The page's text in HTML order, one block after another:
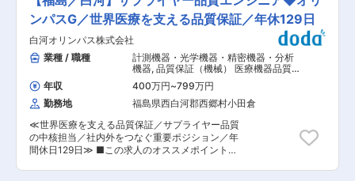
声： ・牧場の雰囲気がとてもよいです。スタッフ
の方もとても親切で、温かい雰囲気が感じられま
した。自然に囲まれた中で、働くことができる点
も魅力です。 ・一番のやりがいは、仔牛たちの成
長を見守ることができること。毎日少しずつ成長
していく姿に感動する時もあります。餌をあげた
ときに嬉しそうに食べる姿を見ると嬉しいです。
牧場での仕事は、自然の中で動物たちとふれあい
ながら過ごす時間に癒されます。
ら作り込める ・品質部門の意見や提案が尊重さ
れ、改善活動や設計レビューに主体的に関われる
内視鏡システムにおける画像処理装置や光源装置
などの開発・製造を行う当社にて、医療機器の設
計品質保証業務をお任せいたします。 ■職務内
容： ・製造工程における品質保証業務 ・新製品
開発プロジェクトでの品質保証活動 ・設計レビュ
ーおよび品質影響評価 ・品質データ分析と改善活
動の推進 ・不適合品管理およびCAPA実施 配属先
は品質保証部の設計品質保証グループです。量産
設計を担う新製品開発案件に品質保証として参画
し、検査基準や製品標準書の策定、リスク評価、
品質改善活動まで幅広く担当します。1案件を1〜
2年かけて推進するため、短期的な対応ではな
ンパスG／世界医療を支える品質保証／年休129日
白河オリンパス株式会社
業種 / 職種
計測機器・光学機器・精密機器・分析
機器, 品質保証（機械） 医療機器品質
管理・品質保証（GQP・QMS）
年収 400万円~799万円
勤務地
福島県西白河郡西郷村小田倉
≪世界医療を支える品質保証／サプライヤー品質
の中核担当／社内外をつなぐ重要ポジション／年
間休日129日≫ ■この求人のオススメポイント：